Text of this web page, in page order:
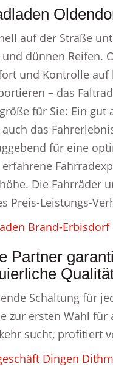
auf der Straße
und dünnen Reifen.
und Kontrolle auf
– das
für Sie: Ein
das
für eine
erfahrene
Die Fahrräder
Preis-Leistungs-
Brand-Erbisdorf
Partner
Schaltung für
zur ersten Wahl
sucht, profitiert
Dingen